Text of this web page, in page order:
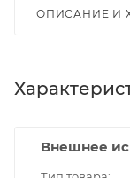
ОПИСАНИЕ И
Внешнее